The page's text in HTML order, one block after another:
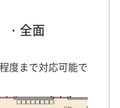
・全面
度まで対応可能で